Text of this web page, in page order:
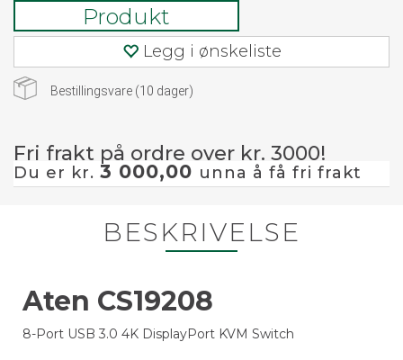
Produkt
Legg i ønskeliste
Bestillingsvare (10 dager)
Fri frakt på ordre over kr. 3000!
Du er kr. 3 000,00 unna å få fri frakt
BESKRIVELSE
Aten CS19208
8-Port USB 3.0 4K DisplayPort KVM Switch